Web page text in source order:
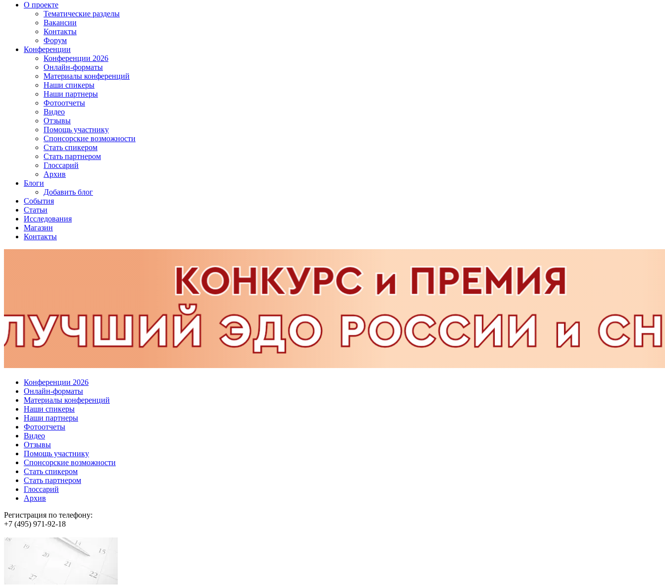
О проекте
Тематические разделы
Вакансии
Контакты
Форум
Конференции
Конференции 2026
Онлайн-форматы
Материалы конференций
Наши спикеры
Наши партнеры
Фотоотчеты
Видео
Отзывы
Помощь участнику
Спонсорские возможности
Стать спикером
Стать партнером
Глоссарий
Архив
Блоги
Добавить блог
События
Статьи
Исследования
Магазин
Контакты
Конференции 2026
Онлайн-форматы
Материалы конференций
Наши спикеры
Наши партнеры
Фотоотчеты
Видео
Отзывы
Помощь участнику
Спонсорские возможности
Стать спикером
Стать партнером
Глоссарий
Архив
Регистрация по телефону:
+7 (495) 971-92-18